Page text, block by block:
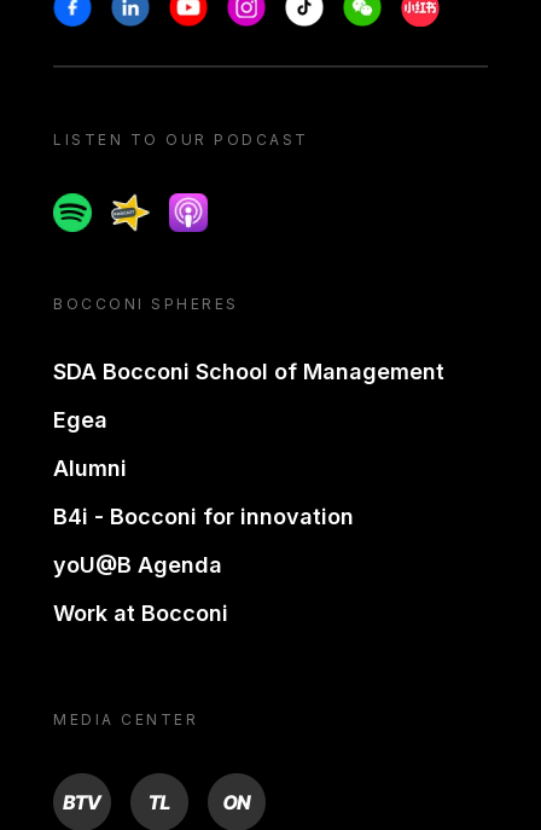
LISTEN TO OUR PODCAST
SpotifySpreakerApple podcast
BOCCONI SPHERES
SDA Bocconi School of Management
Egea
Alumni
B4i - Bocconi for innovation
yoU@B Agenda
Work at Bocconi
MEDIA CENTER
BTV TL ON